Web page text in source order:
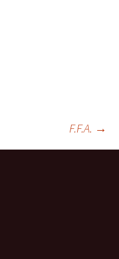
F.F.A. →